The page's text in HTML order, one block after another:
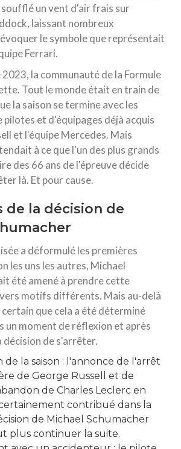
un vent d'air frais sur
laissant nombreux
le symbole que représentait
Ferrari.
la communauté de la Formule
Tout le monde était en train de
la saison se termine avec les
pilotes et d'équipages déjà acquis
et l'équipe Mercedes. Mais
à ce que l'un des plus grands
des 66 ans de l'épreuve décide
là. Et pour cause.
de la décision de
a déformulé les premières
les uns les autres, Michael
été amené à prendre cette
motifs différents. Mais au-delà
que cela a été déterminé
un moment de réflexion et après
décision de s'arrêter.
de la saison : l'annonce de l'arrêt
de George Russell et de
de Charles Leclerc en
contribué dans la
de Michael Schumacher
plus continuer la suite.